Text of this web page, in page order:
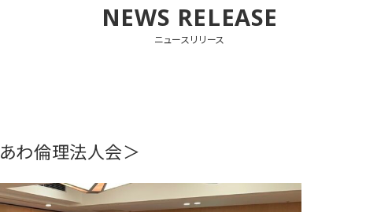
NEWS RELEASE
ニュースリリース
わ倫理法人会＞